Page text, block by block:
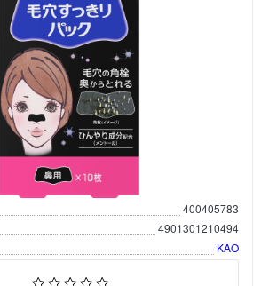
400405783
4901301210494
KAO